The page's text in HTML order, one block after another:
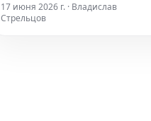
старших должностей до
внедрения искусственного
17 июня 2026 г. · Владислав
Стрельцов